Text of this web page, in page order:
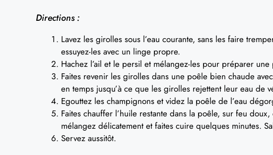
Directions :
Lavez les girolles sous l’eau courante, sans les faire
essuyez-les avec un linge propre.
Hachez l’ail et le persil et mélangez-les pour préparer une
Faites revenir les girolles dans une poêle bien chaude
en temps jusqu’à ce que les girolles rejettent leur eau de
Egouttez les champignons et videz la poêle de l’eau
Faites chauffer l’huile restante dans la poêle, sur feu
mélangez délicatement et faites cuire quelques minutes.
Servez aussitôt.